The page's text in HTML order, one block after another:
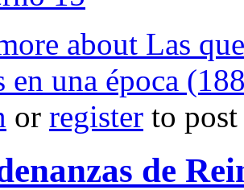
about Las
en una época
or register to
de